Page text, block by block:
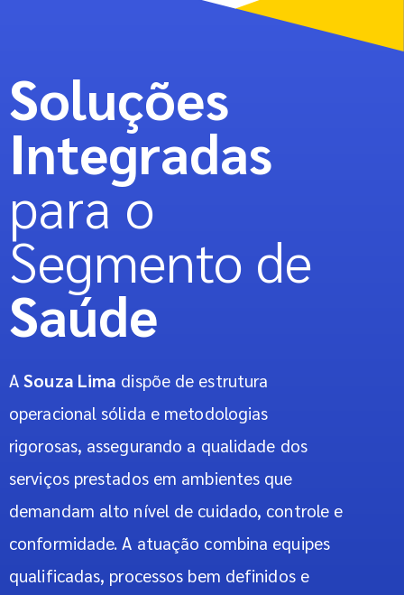
Soluções
Integradas
para o
Segmento de
Saúde
ASouza Lima dispõe de estrutura
operacional sólida e metodologias
rigorosas, assegurando a qualidade dos
serviços prestados em ambientes que
demandam alto nível de cuidado, controle e
conformidade. A atuação combina equipes
qualificadas, processos bem definidos e